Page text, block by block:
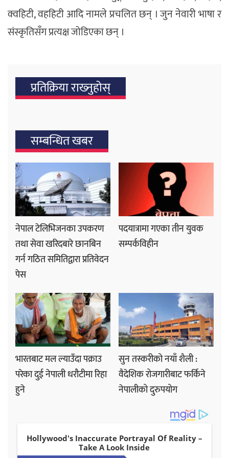
क्वहिटी, वहहिटी आदि नामले प्रचलित छन् । जुन नेवारी भाषा र
संस्कृतिसँग प्रत्यक्ष जोडिएका छन् ।
प्रतिक्रिया राख्‍नुहोस्
सम्बन्धित खबर
नेपाल टेलिभिजनका उपकरण
तथा सेवा खरिदबारे छानबिन
गर्न गठित समितिद्वारा प्रतिवेदन
पेस
पदयात्रामा गएका तीन युवक
सम्पर्कविहीन
भारतबाट मल ल्याउँदा पक्राउ
परेका दुई नेपाली धरौटीमा रिहा
हुने
सुन तस्करीको नयाँ शैली :
वैदेशिक रोजगारीबाट फर्किने
नेपालीको दुरुपयोग